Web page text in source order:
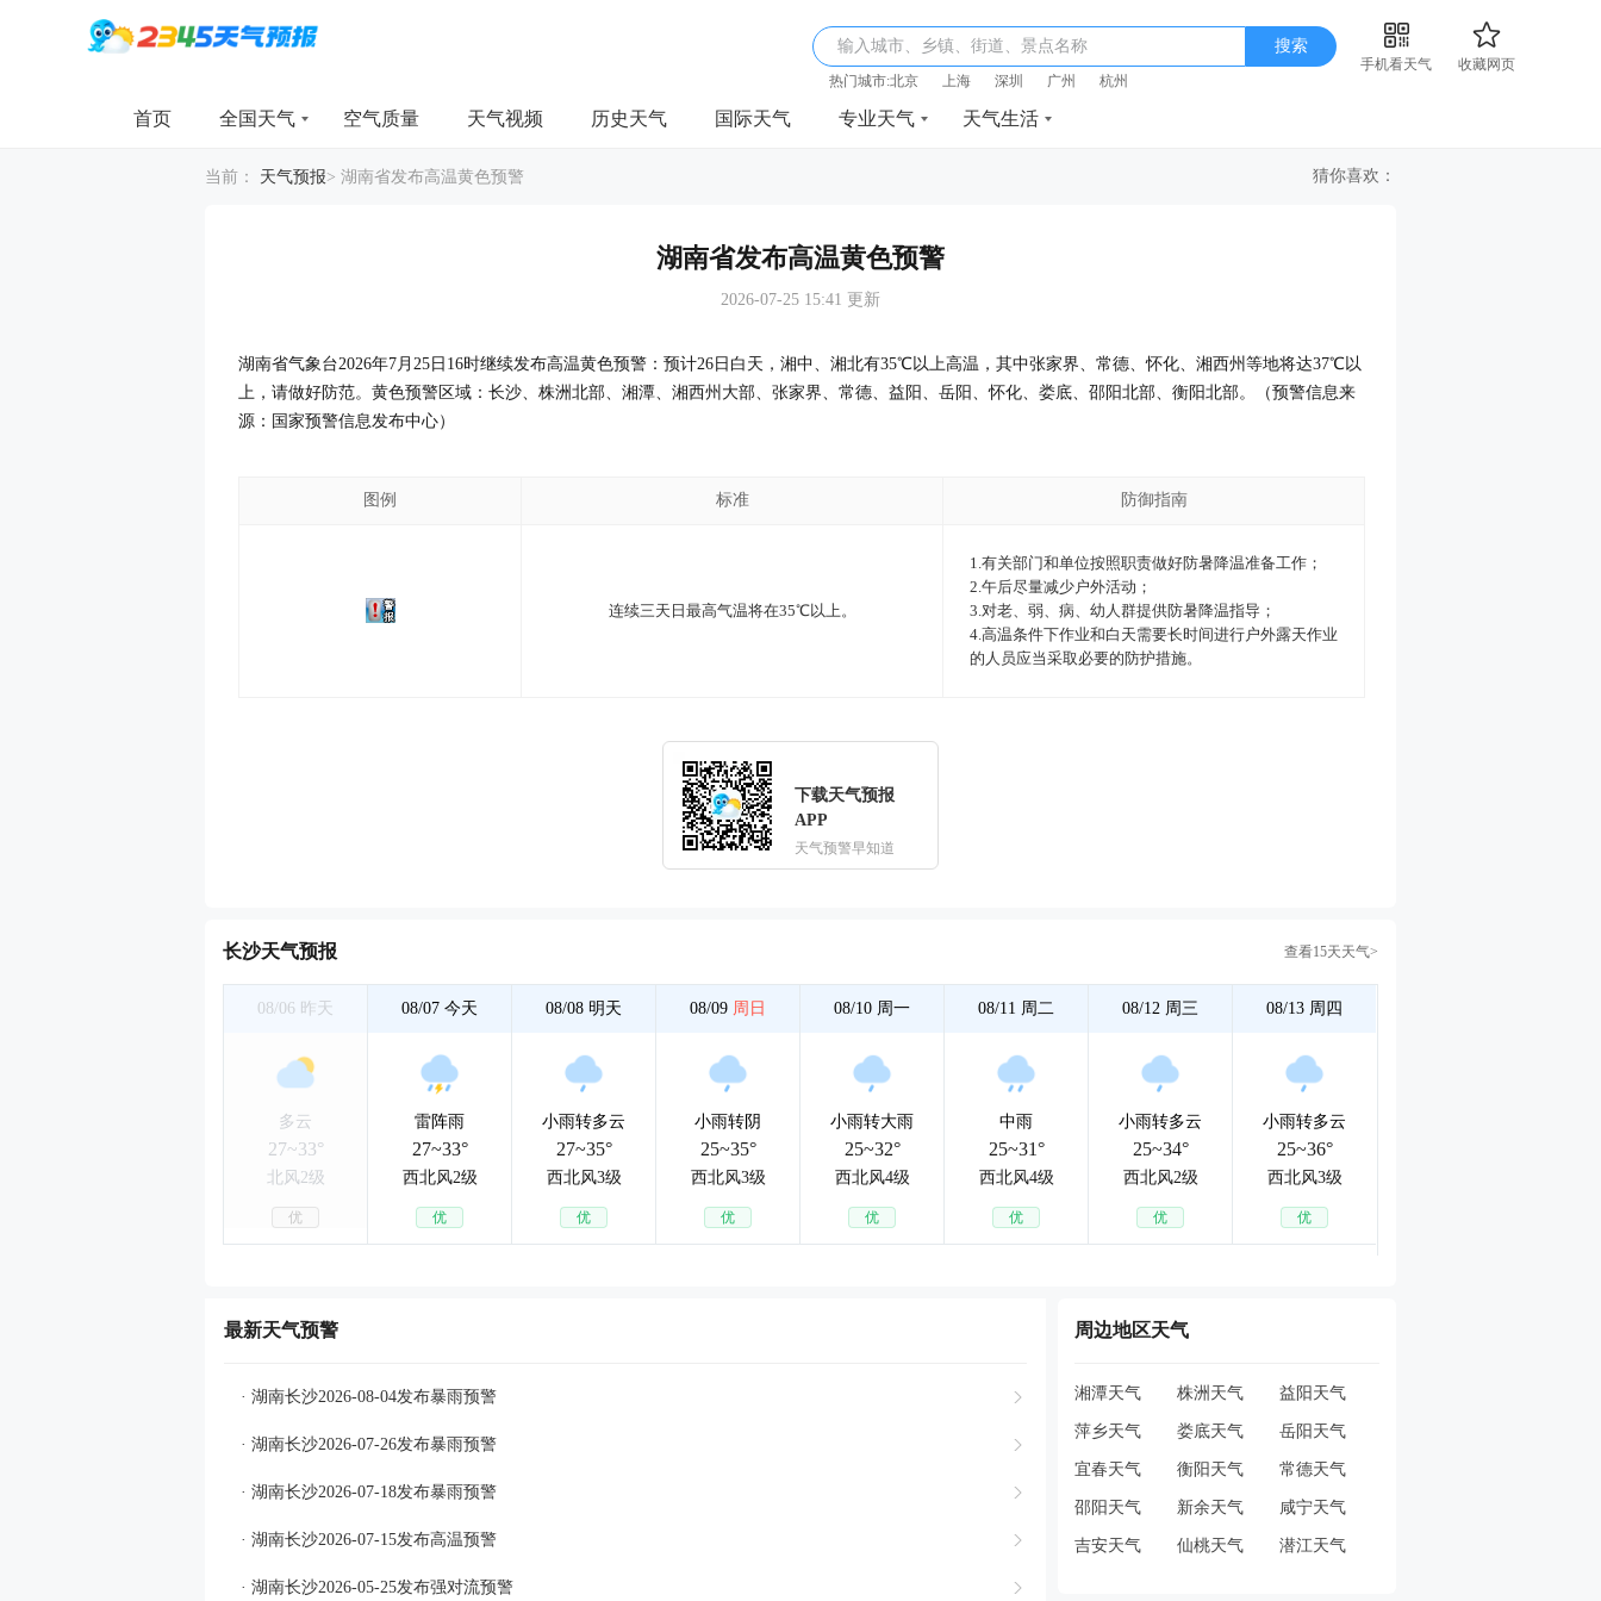
输入城市、乡镇、街道、景点名称 搜索
手机看天气
收藏网页
热门城市:北京 上海 深圳 广州 杭州
首页 全国天气 空气质量 天气视频 历史天气 国际天气 专业天气 天气生活
当前： 天气预报> 湖南省发布高温黄色预警 猜你喜欢：
湖南省发布高温黄色预警
2026-07-25 15:41 更新
湖南省气象台2026年7月25日16时继续发布高温黄色预警：预计26日白天，湘中、湘北有35℃以上高温，其中张家界、常德、怀化、湘西州等地将达37℃以
上，请做好防范。黄色预警区域：长沙、株洲北部、湘潭、湘西州大部、张家界、常德、益阳、岳阳、怀化、娄底、邵阳北部、衡阳北部。（预警信息来
源：国家预警信息发布中心）
图例 标准 防御指南
连续三天日最高气温将在35℃以上。
1.有关部门和单位按照职责做好防暑降温准备工作；
2.午后尽量减少户外活动；
3.对老、弱、病、幼人群提供防暑降温指导；
4.高温条件下作业和白天需要长时间进行户外露天作业
的人员应当采取必要的防护措施。
下载天气预报
APP
天气预警早知道
长沙天气预报 查看15天天气>
08/06 昨天
多云
27~33°
北风2级
优
08/07 今天
雷阵雨
27~33°
西北风2级
优
08/08 明天
小雨转多云
27~35°
西北风3级
优
08/09 周日
小雨转阴
25~35°
西北风3级
优
08/10 周一
小雨转大雨
25~32°
西北风4级
优
08/11 周二
中雨
25~31°
西北风4级
优
08/12 周三
小雨转多云
25~34°
西北风2级
优
08/13 周四
小雨转多云
25~36°
西北风3级
优
最新天气预警
· 湖南长沙2026-08-04发布暴雨预警
· 湖南长沙2026-07-26发布暴雨预警
· 湖南长沙2026-07-18发布暴雨预警
· 湖南长沙2026-07-15发布高温预警
· 湖南长沙2026-05-25发布强对流预警
周边地区天气
湘潭天气 株洲天气 益阳天气
萍乡天气 娄底天气 岳阳天气
宜春天气 衡阳天气 常德天气
邵阳天气 新余天气 咸宁天气
吉安天气 仙桃天气 潜江天气